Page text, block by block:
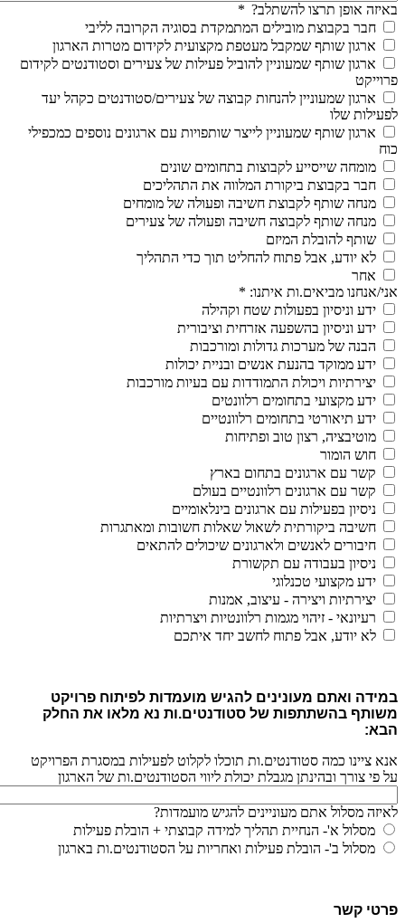
באיזה אופן תרצו להשתלב? *
חבר בקבוצת מובילים המתמקדת בסוגיה הקרובה לליבי
ארגון שותף שמקבל מעטפת מקצועית לקידום מטרות הארגון
ארגון שותף שמעוניין להוביל פעילות של צעירים וסטודנטים לקידום
פרוייקט
ארגון שמעוניין להנחות קבוצה של צעירים/סטודנטים כקהל יעד
לפעילות שלו
ארגון שותף שמעוניין לייצר שותפויות עם ארגונים נוספים כמכפילי
כוח
מומחה שייסייע לקבוצות בתחומים שונים
חבר בקבוצת ביקורת המלווה את התהליכים
מנחה שותף לקבוצת חשיבה ופעולה של מומחים
מנחה שותף לקבוצה חשיבה ופעולה של צעירים
שותף להובלת המיזם
לא יודע, אבל פתוח להחליט תוך כדי התהליך
אחר
אני/אנחנו מביאים.ות איתנו: *
ידע וניסיון בפעולות שטח וקהילה
ידע וניסיון בהשפעה אזרחית וציבורית
הבנה של מערכות גדולות ומורכבות
ידע ממוקד בהנעת אנשים ובניית יכולות
יצירתיות ויכולת התמודדות עם בעיות מורכבות
ידע מקצועי בתחומים רלוונטים
ידע תיאורטי בתחומים רלוונטיים
מוטיבציה, רצון טוב ופתיחות
חוש הומור
קשר עם ארגונים בתחום בארץ
קשר עם ארגונים רלוונטיים בעולם
ניסיון בפעילות עם ארגונים בינלאומיים
חשיבה ביקורתית לשאול שאלות חשובות ומאתגרות
חיבורים לאנשים ולארגונים שיכולים להתאים
ניסיון בעבודה עם תקשורת
ידע מקצועי טכנלוגי
יצירתיות ויצירה - עיצוב, אמנות
רעיונאי - זיהוי מגמות רלוונטיות ויצרתיות
לא יודע, אבל פתוח לחשב יחד איתכם
במידה ואתם מעונינים להגיש מועמדות לפיתוח פרויקט
משותף בהשתתפות של סטודנטים.ות נא מלאו את החלק
הבא:
אנא ציינו כמה סטודנטים.ות תוכלו לקלוט לפעילות במסגרת הפרויקט
על פי צורך ובהינתן מגבלת יכולת ליווי הסטודנטים.ות של הארגון
לאיזה מסלול אתם מעוניינים להגיש מועמדות?
מסלול א'- הנחיית תהליך למידה קבוצתי + הובלת פעילות
מסלול ב'- הובלת פעילות ואחריות על הסטודנטים.ות בארגון
פרטי קשר